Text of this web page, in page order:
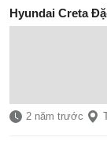
Hyundai Creta
2 năm trước